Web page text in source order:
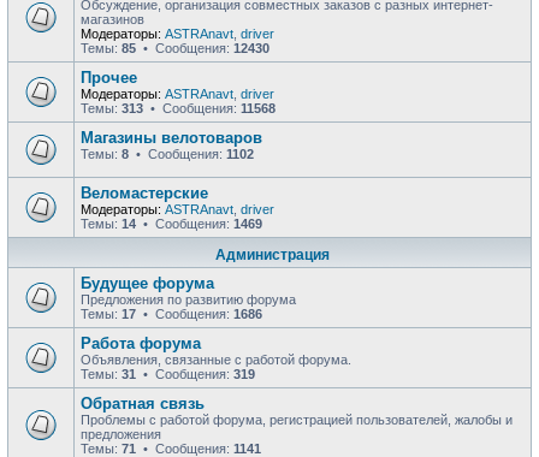
Обсуждение, организация совместных заказов с разных интернет-
магазинов
Модераторы: ASTRAnavt driver
Темы: 85 • Сообщения: 12430
Прочее
Модераторы: ASTRAnavt driver
Темы: 313 • Сообщения: 11568
Магазины велотоваров
Темы: 8 • Сообщения: 1102
Веломастерские
Модераторы: ASTRAnavt driver
Темы: 14 • Сообщения: 1469
Администрация
Будущее форума
Предложения по развитию форума
Темы: 17 • Сообщения: 1686
Работа форума
Объявления, связанные с работой форума.
Темы: 31 • Сообщения: 319
Обратная связь
Проблемы с работой форума, регистрацией пользователей, жалобы и
предложения
Темы: 71 • Сообщения: 1141